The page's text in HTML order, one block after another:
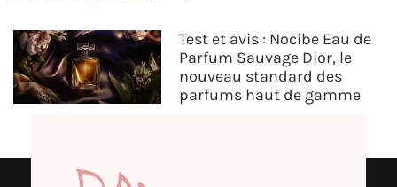
Test et avis : Nocibe Eau de
Parfum Sauvage Dior, le
nouveau standard des
parfums haut de gamme